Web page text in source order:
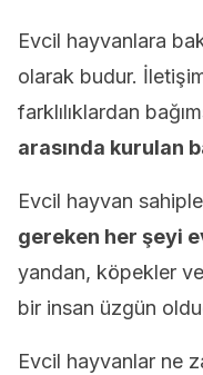
Evcil hayvanlara
olarak budur.
farklılıklardan
arasında kurulan
Evcil hayvan
gereken her şeyi
yandan, köpekler
bir insan üzgün
Evcil hayvanlar ne